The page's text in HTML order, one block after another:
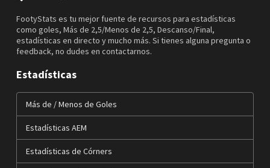
FootyStats es tu mejor fuente de recursos para estadísticas
como goles, Más de 2,5/Menos de 2,5, Descanso/Final,
estadísticas en directo y mucho más. Si tienes alguna pregunta o
feedback, no dudes en contactarnos.
Estadísticas
Más de / Menos de Goles
Estadísticas AEM
Estadísticas de Córners